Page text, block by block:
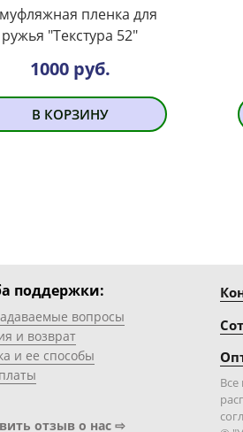
пленка для
ружья "Текстура 52"
1000 руб.
В КОРЗИНУ
поддержки:
вопросы
и возврат
и ее способы
отзыв о нас ⇨